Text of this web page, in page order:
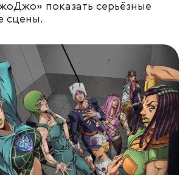
показать серьёзные
сцены.